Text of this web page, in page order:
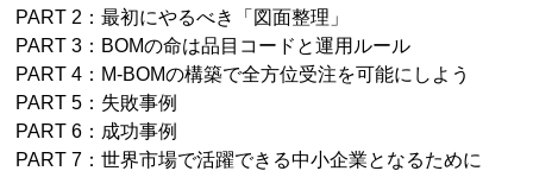
PART 2：最初にやるべき「図面整理」
PART 3：BOMの命は品目コードと運用ルール
PART 4：M-BOMの構築で全方位受注を可能にしよう
PART 5：失敗事例
PART 6：成功事例
PART 7：世界市場で活躍できる中小企業となるために